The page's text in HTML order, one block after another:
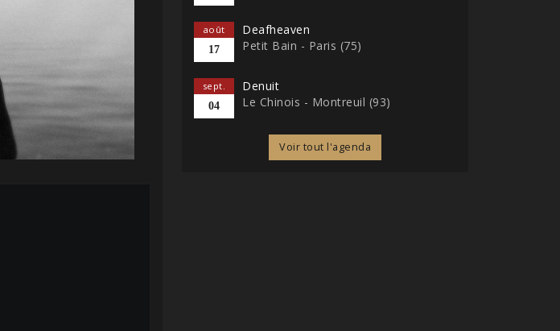
août
17
Deafheaven
Petit Bain - Paris (75)
sept.
04
Denuit
Le Chinois - Montreuil (93)
Voir tout l'agenda